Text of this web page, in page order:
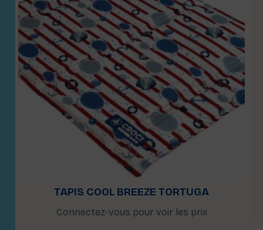
TAPIS COOL BREEZE TORTUGA
Connectez-vous pour voir les prix